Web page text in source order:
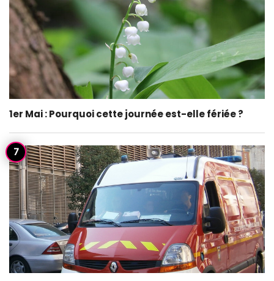
1er Mai : Pourquoi cette journée est-elle fériée ?